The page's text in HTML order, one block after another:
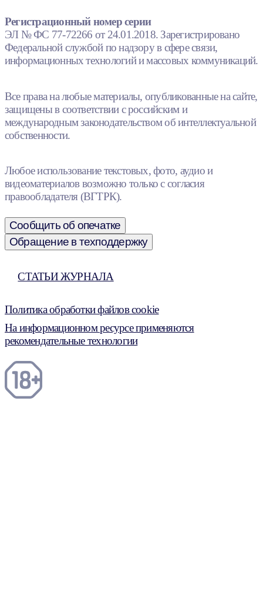
Регистрационный номер серии
ЭЛ № ФС 77-72266 от 24.01.2018. Зарегистрировано
Федеральной службой по надзору в сфере связи,
информационных технологий и массовых коммуникаций.
Все права на любые материалы, опубликованные на сайте,
защищены в соответствии с российским и
международным законодательством об интеллектуальной
собственности.
Любое использование текстовых, фото, аудио и
видеоматериалов возможно только с согласия
правообладателя (ВГТРК).
Сообщить об опечатке
Обращение в техподдержку
СТАТЬИ ЖУРНАЛА
Политика обработки файлов cookie
На информационном ресурсе применяются
рекомендательные технологии